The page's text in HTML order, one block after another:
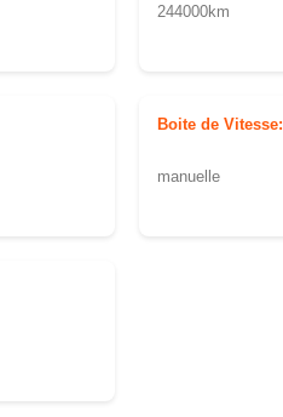
244000km
Boite de Vitesse:
manuelle